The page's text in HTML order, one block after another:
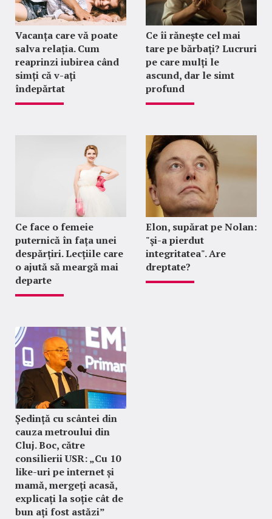
Vacanța care vă poate
salva relația. Cum
reaprinzi iubirea când
simți că v-ați
îndepărtat
Ce îi rănește cel mai
tare pe bărbați? Lucruri
pe care mulți le
ascund, dar le simt
profund
Ce face o femeie
puternică în fața unei
despărțiri. Lecțiile care
o ajută să meargă mai
departe
Elon, supărat pe Nolan:
"şi-a pierdut
integritatea". Are
dreptate?
Ședință cu scântei din
cauza metroului din
Cluj. Boc, către
consilierii USR: „Cu 10
like-uri pe internet și
mamă, mergeți acasă,
explicați la soție cât de
bun ați fost astăzi”